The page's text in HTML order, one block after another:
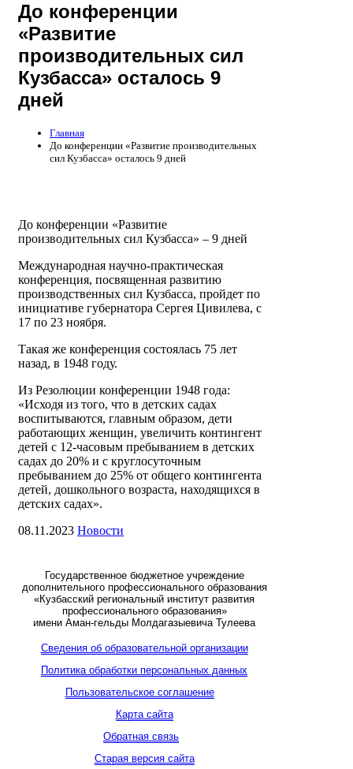
До конференции
«Развитие
производительных сил
Кузбасса» осталось 9
дней
Главная
До конференции «Развитие производительных
сил Кузбасса» осталось 9 дней
До конференции «Развитие
производительных сил Кузбасса» – 9 дней
Международная научно-практическая
конференция, посвященная развитию
производственных сил Кузбасса, пройдет по
инициативе губернатора Сергея Цивилева, с
17 по 23 ноября.
Такая же конференция состоялась 75 лет
назад, в 1948 году.
Из Резолюции конференции 1948 года:
«Исходя из того, что в детских садах
воспитываются, главным образом, дети
работающих женщин, увеличить контингент
детей с 12-часовым пребыванием в детских
садах до 20% и с круглосуточным
пребыванием до 25% от общего контингента
детей, дошкольного возраста, находящихся в
детских садах».
08.11.2023 Новости
Государственное бюджетное учреждение
дополнительного профессионального образования
«Кузбасский региональный институт развития
профессионального образования»
имени Аман-гельды Молдагазыевича Тулеева
Сведения об образовательной организации
Политика обработки персональных данных
Пользовательское соглашение
Карта сайта
Обратная связь
Старая версия сайта